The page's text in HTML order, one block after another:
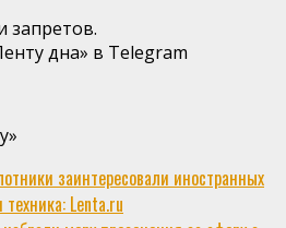
запретов.
дна» в Telegram
заинтересовали иностранных
Lenta.ru